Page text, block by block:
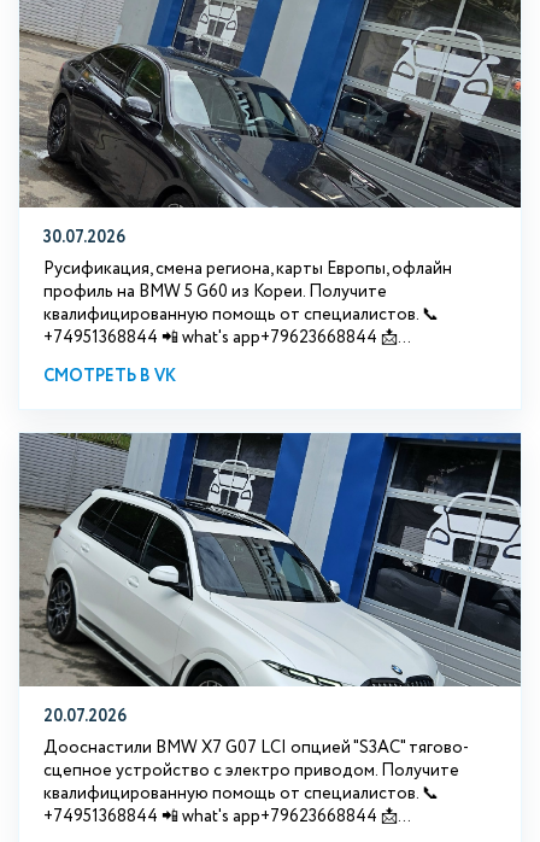
30.07.2026
Русификация, смена региона, карты Европы, офлайн
профиль на BMW 5 G60 из Кореи. Получите
квалифицированную помощь от специалистов. 📞
+74951368844 📲 what's app+79623668844 📩...
СМОТРЕТЬ В VK
20.07.2026
Дооснастили BMW Х7 G07 LCI опцией "S3АС" тягово-
сцепное устройство с электро приводом. Получите
квалифицированную помощь от специалистов. 📞
+74951368844 📲 what's app+79623668844 📩...